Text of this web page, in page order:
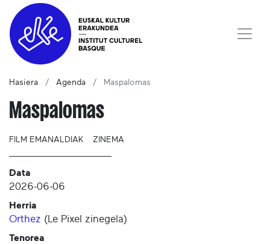
Hasiera Agenda Maspalomas
Maspalomas
FILM EMANALDIAK ZINEMA
Data
2026-06-06
Herria
Orthez ( Le Pixel zinegela)
Tenorea